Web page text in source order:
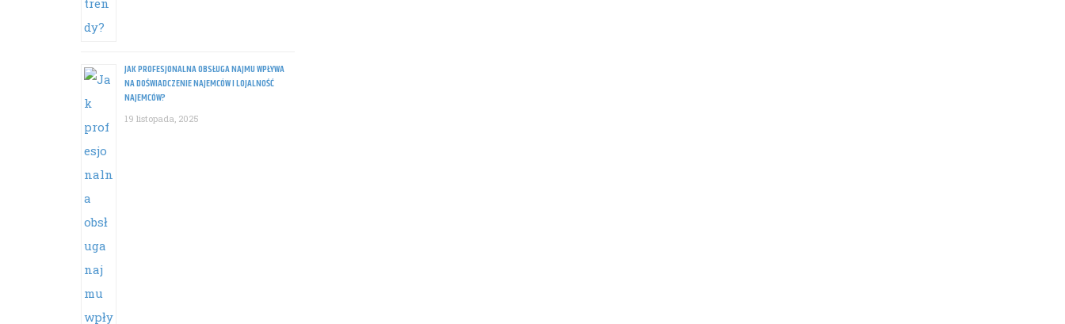
JAK PROFESJONALNA OBSŁUGA NAJMU WPŁYWA
NA DOŚWIADCZENIE NAJEMCÓW I LOJALNOŚĆ
NAJEMCÓW?
19 listopada, 2025